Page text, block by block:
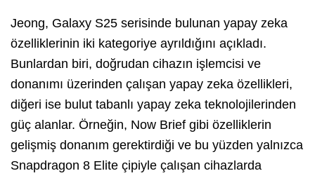
Jeong, Galaxy S25 serisinde bulunan yapay zeka
özelliklerinin iki kategoriye ayrıldığını açıkladı.
Bunlardan biri, doğrudan cihazın işlemcisi ve
donanımı üzerinden çalışan yapay zeka özellikleri,
diğeri ise bulut tabanlı yapay zeka teknolojilerinden
güç alanlar. Örneğin, Now Brief gibi özelliklerin
gelişmiş donanım gerektirdiği ve bu yüzden yalnızca
Snapdragon 8 Elite çipiyle çalışan cihazlarda